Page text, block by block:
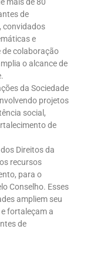
mais de 80
de
convidados
e
de colaboração
o alcance de
da Sociedade
projetos
social,
de
Direitos da
recursos
para o
Conselho. Esses
ampliem seu
fortaleçam a
de